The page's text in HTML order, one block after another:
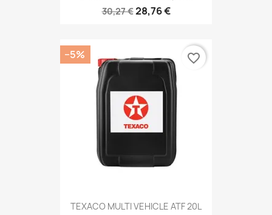
30,27 €28,76 €
TEXACO MULTI VEHICLE ATF 20L
−5% favorite_border